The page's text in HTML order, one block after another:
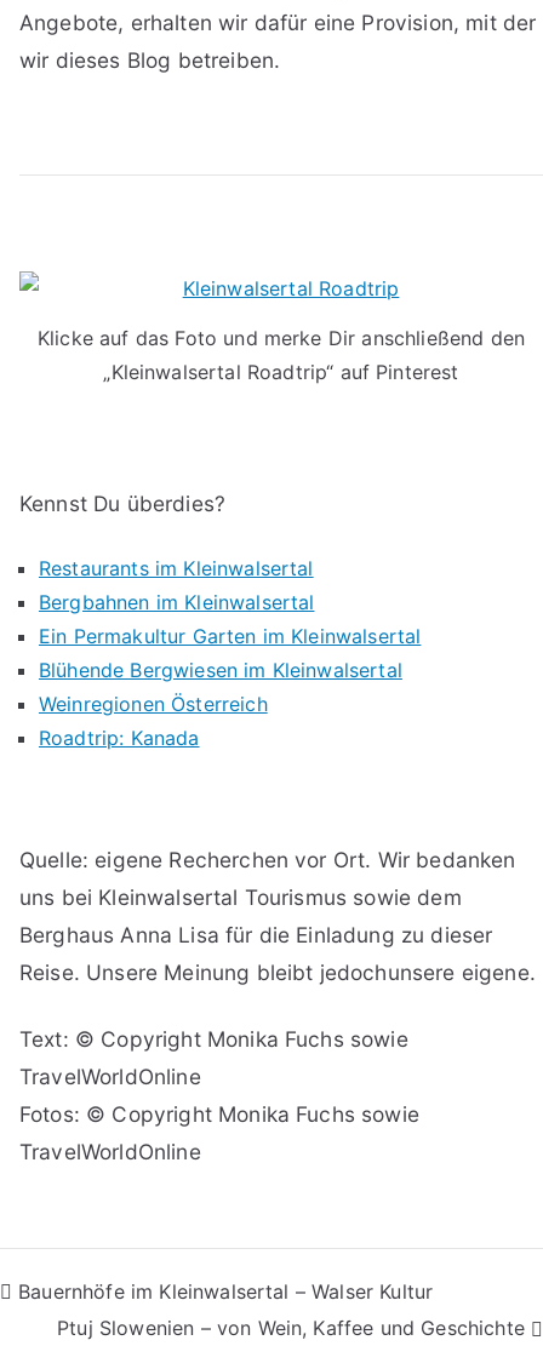
Angebote, erhalten wir dafür eine Provision, mit der
wir dieses Blog betreiben.
Klicke auf das Foto und merke Dir anschließend den
„Kleinwalsertal Roadtrip“ auf Pinterest
Kennst Du überdies?
Restaurants im Kleinwalsertal
Bergbahnen im Kleinwalsertal
Ein Permakultur Garten im Kleinwalsertal
Blühende Bergwiesen im Kleinwalsertal
Weinregionen Österreich
Roadtrip: Kanada
Quelle: eigene Recherchen vor Ort. Wir bedanken
uns bei Kleinwalsertal Tourismus sowie dem
Berghaus Anna Lisa für die Einladung zu dieser
Reise. Unsere Meinung bleibt jedochunsere eigene.
Text: © Copyright Monika Fuchs sowie
TravelWorldOnline
Fotos: © Copyright Monika Fuchs sowie
TravelWorldOnline
Beitragsnavigation
Bauernhöfe im Kleinwalsertal – Walser Kultur
Ptuj Slowenien – von Wein, Kaffee und Geschichte